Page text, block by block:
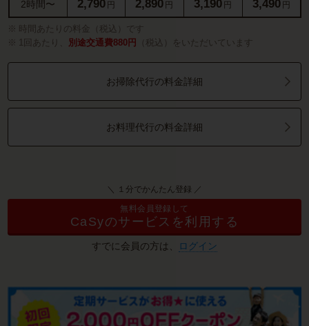
2時間〜 2,790 円 2,890 円 3,190 円 3,490 円
時間あたりの料金（税込）です
1回あたり、
別途交通費880円 （税込）をいただいています
お掃除代行の料金詳細
お料理代行の料金詳細
＼ １分でかんたん登録 ／
無料会員登録して
CaSyのサービスを利用する
すでに会員の方は、 ログイン